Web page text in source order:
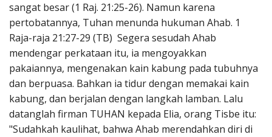
sangat besar (1 Raj. 21:25-26). Namun karena
pertobatannya, Tuhan menunda hukuman Ahab. 1
Raja-raja 21:27-29 (TB) Segera sesudah Ahab
mendengar perkataan itu, ia mengoyakkan
pakaiannya, mengenakan kain kabung pada tubuhnya
dan berpuasa. Bahkan ia tidur dengan memakai kain
kabung, dan berjalan dengan langkah lamban. Lalu
datanglah firman TUHAN kepada Elia, orang Tisbe itu:
"Sudahkah kaulihat, bahwa Ahab merendahkan diri di